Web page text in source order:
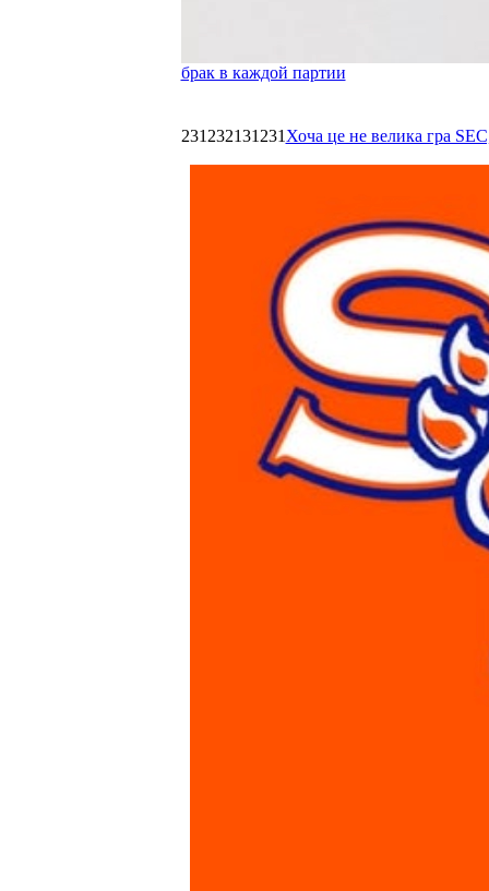
брак в каждой партии
231232131231 Хоча це не велика гра